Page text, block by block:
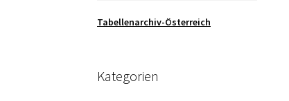
Tabellenarchiv-Österreich
Kategorien